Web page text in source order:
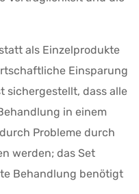
als Einzelprodukte
Einsparung
sichergestellt, dass alle
in einem
Probleme durch
werden; das Set
Behandlung benötigt